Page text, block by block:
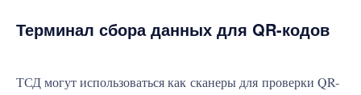
Терминал сбора данных для QR-кодов
ТСД могут использоваться как сканеры для проверки QR-